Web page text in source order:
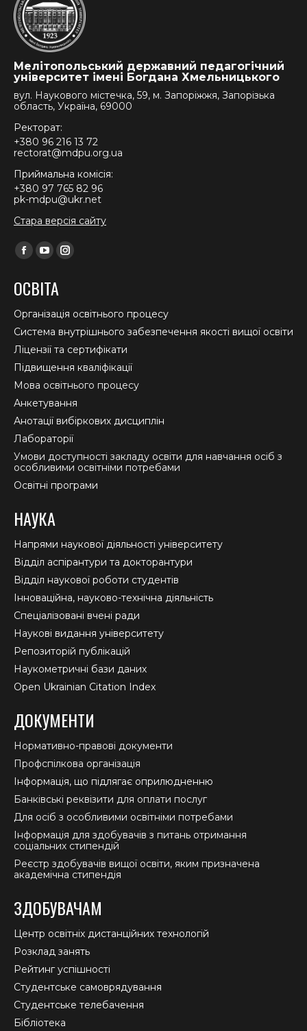
Мелітопольський державний педагогічний
університет імені Богдана Хмельницького
вул. Наукового містечка, 59, м. Запоріжжя, Запорізька
область, Україна, 69000
Ректорат:
+380 96 216 13 72
rectorat@mdpu.org.ua
Приймальна комісія:
+380 97 765 82 96
pk-mdpu@ukr.net
Стара версія сайту
Find us on:
Facebook
opens
in
new
window
YouTube
opens
in
new
window
Instagram
in
new
window
ОСВІТА
Організація освітнього процесу
Система внутрішнього забезпечення якості вищої освіти
Ліцензії та сертифікати
Підвищення кваліфікації
Мова освітнього процесу
Анкетування
Анотації вибіркових дисциплін
Лабораторії
Умови доступності закладу освіти для навчання осіб з
особливими освітніми потребами
Освітні програми
НАУКА
Напрями наукової діяльності університету
Відділ аспірантури та докторантури
Відділ наукової роботи студентів
Інноваційна, науково-технічна діяльність
Спеціалізовані вчені ради
Наукові видання університету
Репозиторій публікацій
Наукометричні бази даних
Open Ukrainian Citation Index
ДОКУМЕНТИ
Нормативно-правові документи
Профспілкова організація
Інформація, що підлягає оприлюдненню
Банківські реквізити для оплати послуг
Для осіб з особливими освітніми потребами
Інформація для здобувачів з питань отримання
соціальних стипендій
Реєстр здобувачів вищої освіти, яким призначена
академічна стипендія
ЗДОБУВАЧАМ
Центр освітніх дистанційних технологій
Розклад занять
Рейтинг успішності
Студентське самоврядування
Студентське телебачення
Бібліотека